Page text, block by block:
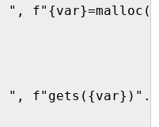
",
",